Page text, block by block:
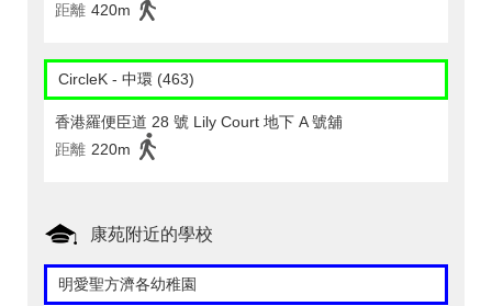
距離 420m
CircleK - 中環 (463)
香港羅便臣道 28 號 Lily Court 地下 A 號舖
距離 220m
康苑附近的學校
明愛聖方濟各幼稚園